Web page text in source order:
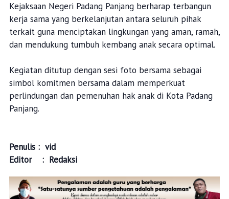
Kejaksaan Negeri Padang Panjang berharap terbangun
kerja sama yang berkelanjutan antara seluruh pihak
terkait guna menciptakan lingkungan yang aman, ramah,
dan mendukung tumbuh kembang anak secara optimal.
Kegiatan ditutup dengan sesi foto bersama sebagai
simbol komitmen bersama dalam memperkuat
perlindungan dan pemenuhan hak anak di Kota Padang
Panjang.
Penulis : vid
Editor : Redaksi